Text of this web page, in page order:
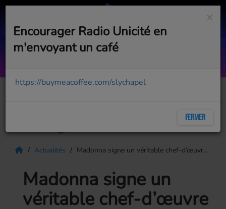
Sweeper - La chanson à Sly
Actualités Madonna signe un véritable chef-d’œuvre avec Confessions II – The Film
Madonna signe un
véritable chef-d’œuvre
×
Encourager Radio Unicité en
m'envoyant un café
https://buymeacoffee.com/slychapel
FERMER